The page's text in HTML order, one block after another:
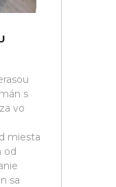
s
vo
miesta
od
sa